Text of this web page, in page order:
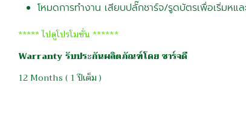
โหมดการทำงาน เสียบปลั๊กชาร์จ/รูดบัตรเพื่อเริ่ม
***** ไปดูโปรโมชั่น ******
Warranty รับประกันผลิตภัณฑ์โดย ชาร์จดี
12 Months ( 1 ปีเต็ม )